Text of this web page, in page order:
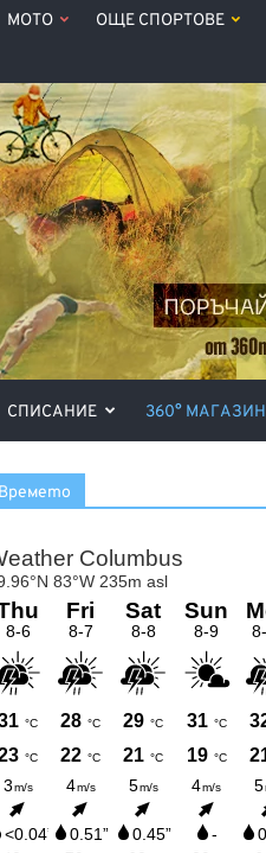
МОТО ОЩЕ СПОРТОВЕ
СПИСАНИЕ 360° МАГАЗИН
Времето